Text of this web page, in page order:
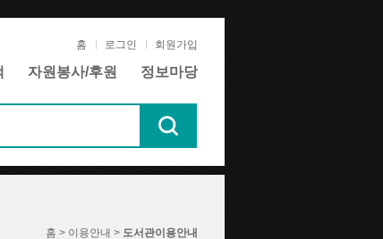
홈 로그인 회원가입
자원봉사/후원 정보마당
홈 > 이용안내 > 도서관이용안내